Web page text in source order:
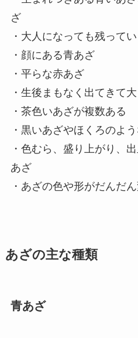
ざ
・大人になっても残って
・顔にある青あざ
・平らな赤あざ
・生後まもなく出てきて
・茶色いあざが複数ある
・黒いあざやほくろのよ
・色むら、盛り上がり、
あざ
・あざの色や形がだんだ
あざの主な種類
青あざ